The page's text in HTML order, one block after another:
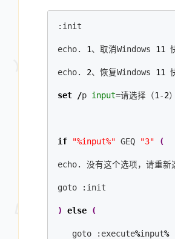
:init
echo. 1、取消Windows 11
echo. 2、恢复Windows 11
set /p input=请选择（1 -2
if "%input%" GEQ "3" (
echo. 没有这个选项，请重新
goto :init
) else (
goto :execute%input%